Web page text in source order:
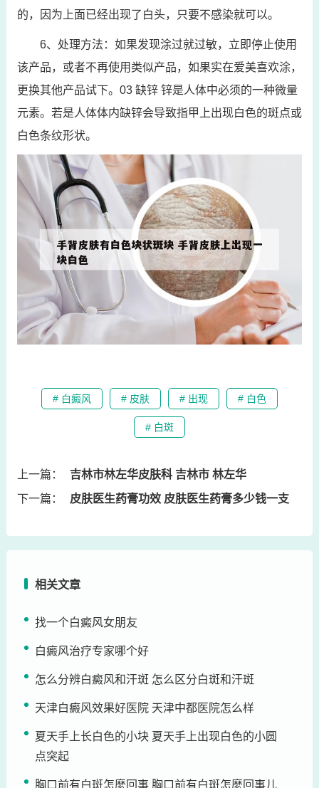
的，因为上面已经出现了白头，只要不感染就可以。
6、处理方法：如果发现涂过就过敏，立即停止使用
该产品，或者不再使用类似产品，如果实在爱美喜欢涂，
更换其他产品试下。03 缺锌 锌是人体中必须的一种微量
元素。若是人体体内缺锌会导致指甲上出现白色的斑点或
白色条纹形状。
# 白癜风 # 皮肤 # 出现 # 白色
# 白斑
上一篇：
吉林市林左华皮肤科 吉林市 林左华
下一篇：
皮肤医生药膏功效 皮肤医生药膏多少钱一支
相关文章
找一个白癜风女朋友
白癜风治疗专家哪个好
怎么分辨白癜风和汗斑 怎么区分白斑和汗斑
天津白癜风效果好医院 天津中都医院怎么样
夏天手上长白色的小块 夏天手上出现白色的小圆
点突起
胸口前有白斑怎麼回事 胸口前有白斑怎麼回事儿